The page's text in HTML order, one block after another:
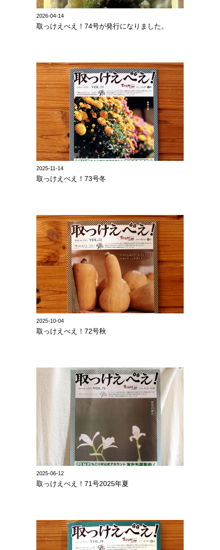
2026-04-14
取っけえべえ！74号が発行になりました。
2025-11-14
取っけえべえ！73号冬
2025-10-04
取っけえべえ！72号秋
2025-06-12
取っけえべえ！71号2025年夏